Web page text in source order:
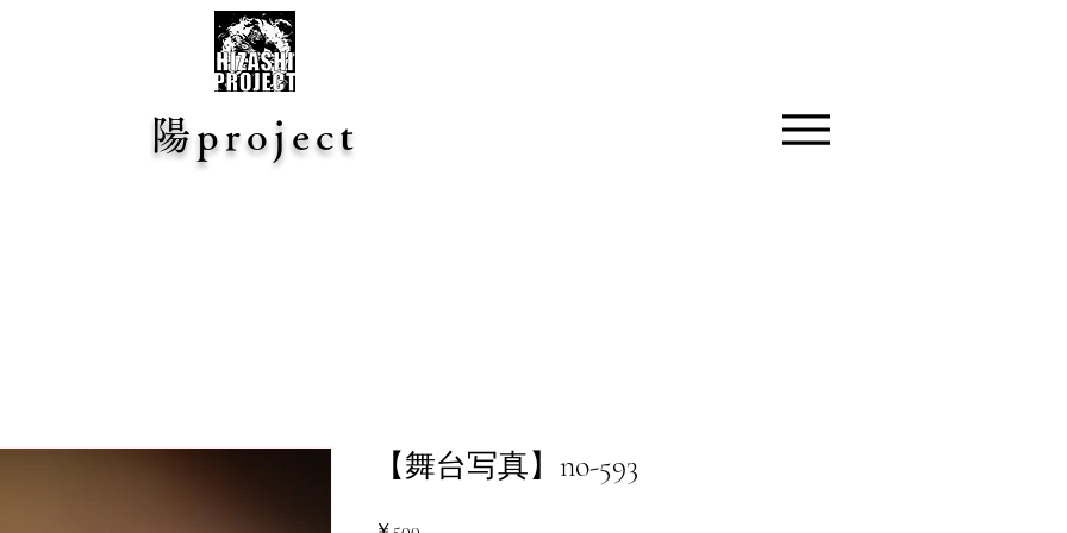
陽project
【舞台写真】no-593